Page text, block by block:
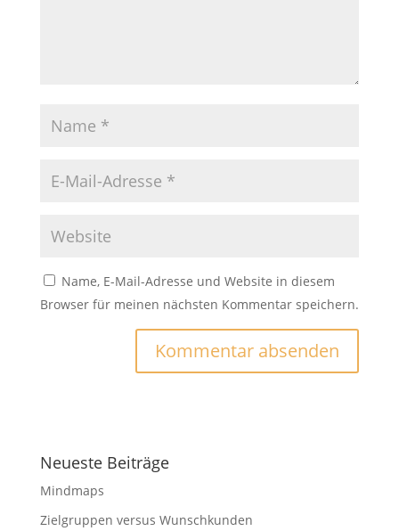
Name, E-Mail-Adresse und Website in diesem
Browser für meinen nächsten Kommentar speichern.
Neueste Beiträge
Mindmaps
Zielgruppen versus Wunschkunden